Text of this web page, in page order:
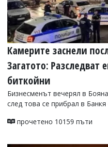
Камерите заснели
Загатото: Разследват
биткойни
Бизнесменът вечерял в
след това се прибрал в
прочетено 10159 пъти